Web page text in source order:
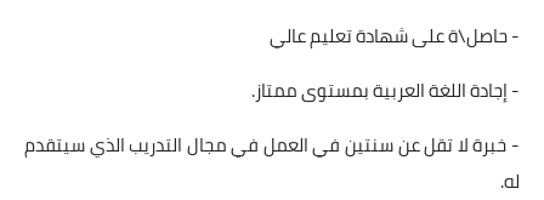
- حاصل\ة على شهادة تعليم عالي
- إجادة اللغة العربية بمستوى ممتاز.
- خبرة لا تقل عن سنتين في العمل في مجال التدريب الذي سيتقدم
له.